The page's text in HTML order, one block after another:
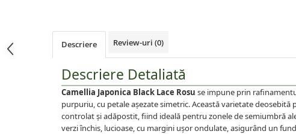
Bulbi de Narcise
Magnolii
Plante foioase
Plante ornamentale
Plante urcatoare
Pomi columnari
Descriere Review-uri (0)
Descriere Detaliată
Camellia Japonica Black Lace Rosu se impune prin
purpuriu, cu petale așezate simetric. Această varietate deosebită
controlat și adăpostit, fiind ideală pentru zonele de semiumbră
verzi închis, lucioase, cu margini ușor ondulate, asigurând un